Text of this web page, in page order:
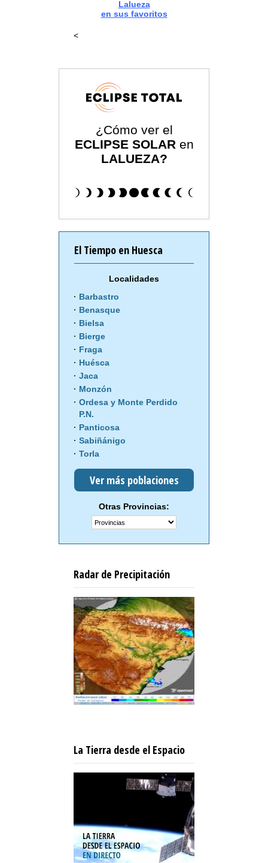
Lalueza
en sus favoritos
<
¿Cómo ver el
ECLIPSE SOLAR en
LALUEZA?
El Tiempo en Huesca
Localidades
Barbastro
Benasque
Bielsa
Bierge
Fraga
Huésca
Jaca
Monzón
Ordesa y Monte Perdido
P.N.
Panticosa
Sabiñánigo
Torla
Ver más poblaciones
Otras Provincias:
Radar de Precipitación
La Tierra desde el Espacio